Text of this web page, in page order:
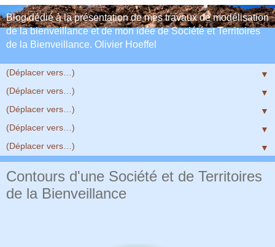
Blog dédié à la présentation de mes travaux de modélisation
de la bienveillance et de mon idée de Société et Territoires
de la Bienveillance. Olivier Hoeffel
▼
▼
▼
▼
▼
Contours d'une Société et de Territoires
de la Bienveillance